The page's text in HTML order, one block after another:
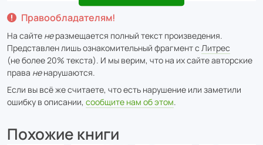
Правообладателям!
На сайте неразмещается полный текст произведения.
Представлен лишь ознакомительный фрагмент с Литрес
(не более 20% текста). И мы верим, что на их сайте авторские
права ненарушаются.
Если вы всё же считаете, что есть нарушение или заметили
ошибку в описании, сообщите нам об этом.
Похожие книги